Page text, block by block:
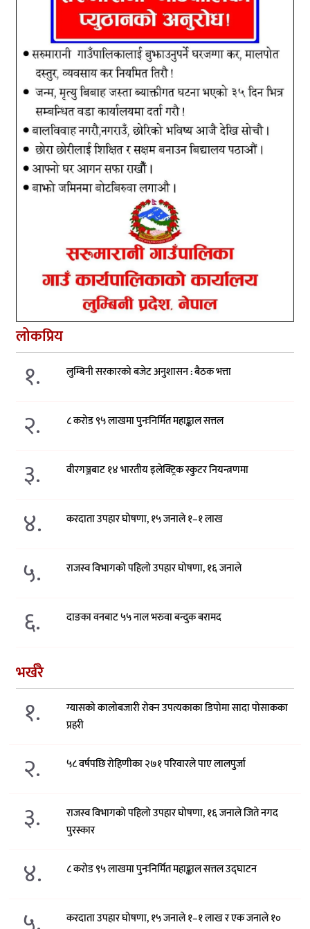
लोकप्रिय
१. लुम्बिनी सरकारको बजेट अनुशासन : बैठक भत्ता
२. ८ करोड ९५ लाखमा पुनःनिर्मित महाङ्काल सत्तल
३. वीरगञ्जबाट १४ भारतीय इलेक्ट्रिक स्कुटर नियन्त्रणमा
४. करदाता उपहार घोषणा, १५ जनाले १–१ लाख
५. राजस्व विभागको पहिलो उपहार घोषणा, १६ जनाले
६. दाङका वनबाट ५५ नाल भरुवा बन्दुक बरामद
भर्खरै
१.
ग्यासको कालोबजारी रोक्न उपत्यकाका डिपोमा सादा पोसाकका
प्रहरी
२. ५८ वर्षपछि रोहिणीका २७१ परिवारले पाए लालपुर्जा
३.
राजस्व विभागको पहिलो उपहार घोषणा, १६ जनाले जिते नगद
पुरस्कार
४. ८ करोड ९५ लाखमा पुनःनिर्मित महाङ्काल सत्तल उद्घाटन
करदाता उपहार घोषणा, १५ जनाले १–१ लाख र एक जनाले १०